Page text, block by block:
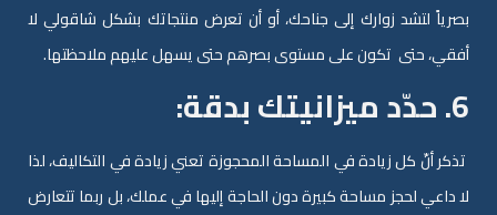
بصرياً لتشد زوارك إلى جناحك، أو أن تعرض منتجاتك بشكل شاقولي لا
أفقي، حتى تكون على مستوى بصرهم حتى يسهل عليهم ملاحظتها.
6. حدّد ميزانيتك بدقة:
تذكر أنّ كل زيادة في المساحة المحجوزة تعني زيادة في التكاليف، لذا
لا داعي لحجز مساحة كبيرة دون الحاجة إليها في عملك، بل ربما تتعارض